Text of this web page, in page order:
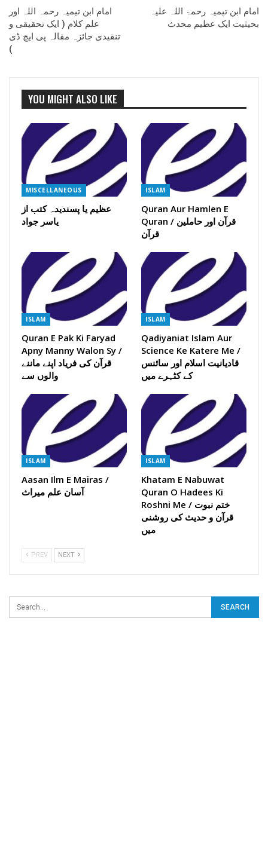
امام ابن تیمیہ رحمہ اللہ اور
علم کلام ( ایک تحقیقی و
تنقیدی جائزہ مقالہ پی ایچ ڈی
)
امام ابن تیمیہ رحمۃ اللہ علیہ
بحیثیت ایک عظیم محدث
YOU MIGHT ALSO LIKE
MISCELLANEOUS
عظیم یا پسندیدہ کتب از
یاسر جواد
ISLAM
Quran Aur Hamlen E
Quran / قرآن اور حاملین
قرآن
ISLAM
Quran E Pak Ki Faryad
Apny Manny Walon Sy /
قرآن کی فریاد اپنے ماننے
والوں سے
ISLAM
Qadiyaniat Islam Aur
Science Ke Katere Me /
قادیانیت اسلام اور سائنس
کے کٹہرے میں
ISLAM
Aasan Ilm E Mairas /
آسان علم میراث
ISLAM
Khatam E Nabuwat
Quran O Hadees Ki
Roshni Me / ختم نبوت
قرآن و حدیث کی روشنی
میں
PREV NEXT